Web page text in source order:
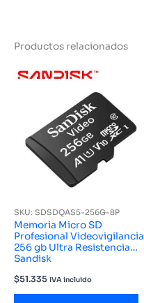
Productos relacionados
SKU: SDSDQAS5-256G-8P
Memoria Micro SD
Profesional Videovigilancia
256 gb Ultra Resistencia
Sandisk
$51.335 IVA incluido